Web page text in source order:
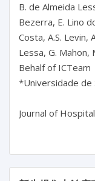
B. de Almeida
Bezerra, E. Lino
Costa, A.S. Levin,
Lessa, G. Mahon,
Behalf of ICTeam
*Universidade de